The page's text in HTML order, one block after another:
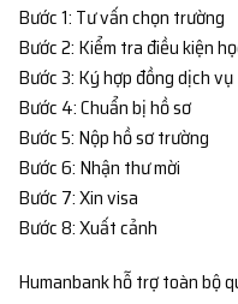
Bước 1: Tư vấn chọn trường
Bước 2: Kiểm tra điều kiện
Bước 3: Ký hợp đồng dịch vụ
Bước 4: Chuẩn bị hồ sơ
Bước 5: Nộp hồ sơ trường
Bước 6: Nhận thư mời
Bước 7: Xin visa
Bước 8: Xuất cảnh
Humanbank hỗ trợ toàn bộ